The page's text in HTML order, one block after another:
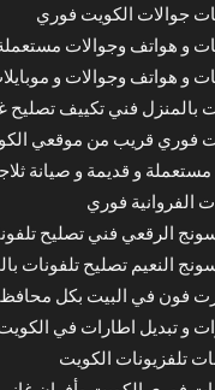
جوالات الكويت فوري
و هواتف وجوالات
و هواتف وجوالات و
بالمنزل فني تكييف تصليح
فوري قريب من موقعي
مستعملة و قديمة و صيانة
الفروانية فوري
الرقعي فني تصليح
النعيم تصليح تلفونات
في البيت بكل محافظات
تبديل اطارات في الكويت 24
تلفزيونات الكويت